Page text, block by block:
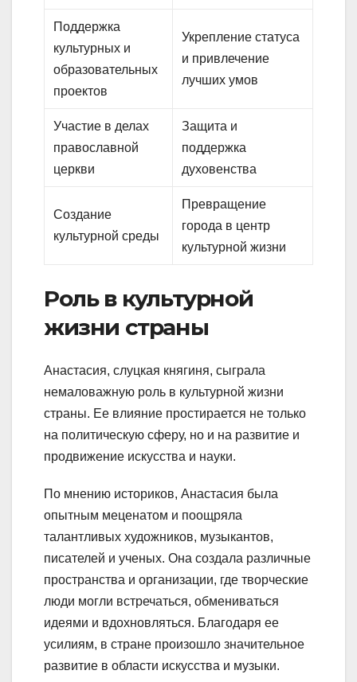
Поддержка
культурных и
образовательных
проектов
Укрепление статуса
и привлечение
лучших умов
Участие в делах
православной
церкви
Защита и
поддержка
духовенства
Создание
культурной среды
Превращение
города в центр
культурной жизни
Роль в культурной
жизни страны
Анастасия, слуцкая княгиня, сыграла
немаловажную роль в культурной жизни
страны. Ее влияние простирается не только
на политическую сферу, но и на развитие и
продвижение искусства и науки.
По мнению историков, Анастасия была
опытным меценатом и поощряла
талантливых художников, музыкантов,
писателей и ученых. Она создала различные
пространства и организации, где творческие
люди могли встречаться, обмениваться
идеями и вдохновляться. Благодаря ее
усилиям, в стране произошло значительное
развитие в области искусства и музыки.